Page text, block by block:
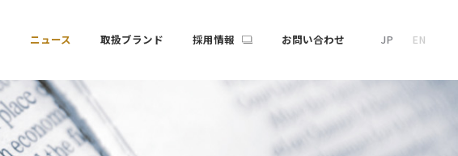
ニュース 取扱ブランド 採用情報 お問い合わせ JP EN